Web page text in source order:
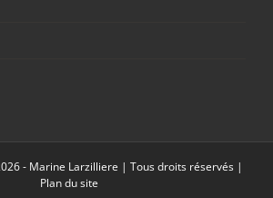
- Marine Larzilliere | Tous droits réservés |
Plan du site